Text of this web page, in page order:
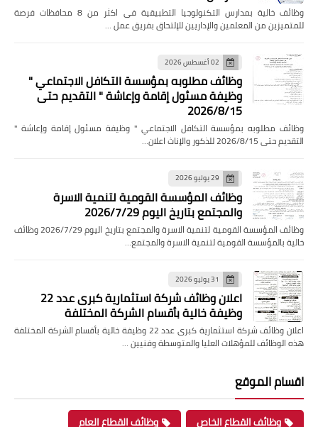
وظائف خالية بمدارس التكنولوجيا التطبيقية فى اكثر من 8 محافظات فرصة
للمتميزين من المعلمين والإداريين للإلتحاق بفريق عمل …
02 أغسطس 2026
وظائف مطلوبه بمؤسسة التكافل الاجتماعي "
وظيفة مسئول إقامة وإعاشة " التقديم حتى
2026/8/15
وظائف مطلوبه بمؤسسة التكافل الاجتماعي " وظيفة مسئول إقامة وإعاشة "
التقديم حتى 2026/8/15 للذكور والإناث اعلان…
29 يوليو 2026
وظائف المؤسسة القومية لتنمية الاسرة
والمجتمع بتاريخ اليوم 2026/7/29
وظائف المؤسسة القومية لتنمية الاسرة والمجتمع بتاريخ اليوم 2026/7/29 وظائف
خالية بالمؤسسة القومية لتنمية الاسرة والمجتمع…
31 يوليو 2026
اعلان وظائف شركة استثمارية كبرى عدد 22
وظيفة خالية بأقسام الشركة المختلفة
اعلان وظائف شركة استثمارية كبرى عدد 22 وظيفة خالية بأقسام الشركة المختلفة
هذه الوظائف للمؤهلات العليا والمتوسطة وفنيين …
اقسام الموقع
وظائف القطاع الخاص وظائف القطاع العام